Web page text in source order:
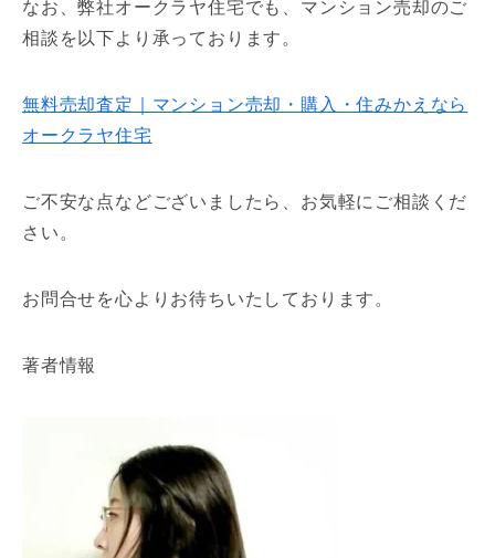
なお、弊社オークラヤ住宅でも、マンション売却のご
相談を以下より承っております。
無料売却査定｜マンション売却・購入・住みかえなら
オークラヤ住宅
ご不安な点などございましたら、お気軽にご相談くだ
さい。
お問合せを心よりお待ちいたしております。
著者情報